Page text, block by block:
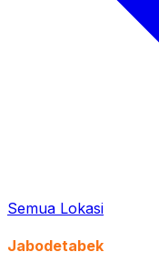
Semua Lokasi
Jabodetabek